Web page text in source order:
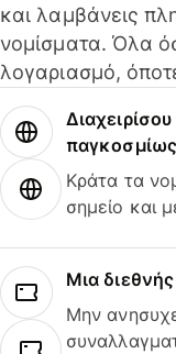
και λαμβάνεις
νομίσματα. Όλα
λογαριασμό,
Κράτα τα
σημείο και
Μια
Μην